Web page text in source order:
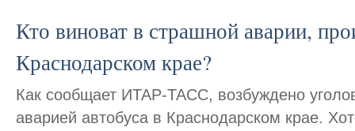
Кто виноват в страшной аварии,
Краснодарском крае?
Как сообщает ИТАР-ТАСС, возбуждено
аварией автобуса в Краснодарском крае.